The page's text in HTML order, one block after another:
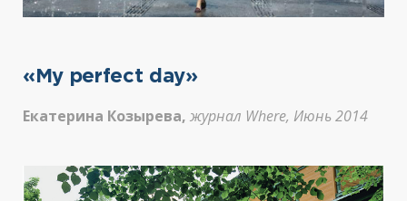
«My perfect day»
Екатерина Козырева, журнал Where, Июнь 2014